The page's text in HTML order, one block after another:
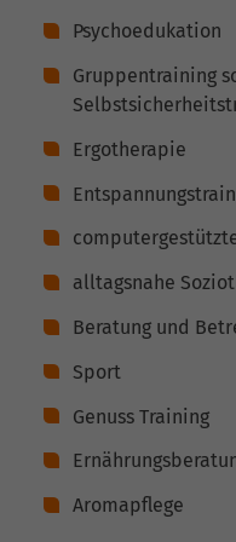
Psychoedukation
Gruppentraining
Ergotherapie
alltagsnahe
Beratung und
Sport
Genuss Training
Aromapflege